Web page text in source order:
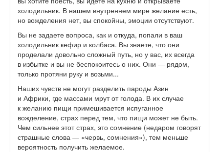
холодильник. В нашем внутреннем мире желание есть,
но вожделения нет, вы спокойны, эмоции отсутствуют.
Вы не задаете вопроса, как и откуда, попали в ваш
холодильник кефир и колбаса. Вы знаете, что они
проделали довольно сложный путь, но у вас, их всегда
в избытке и вы не беспокоитесь о них. Они — рядом,
только протяни руку и возьми...
Наших чувств не могут разделить пароды Азин
и Африки, где массами мрут от голода. В их случае
к желанию пищи примешивается испуганное
вожделение, страх перед тем, что пищи может не быть.
Чем сильнее этот страх, это сомнение (недаром говорят
страшные слова — «червь, сомнения»), тем меньше
вероятность получить желаемое.